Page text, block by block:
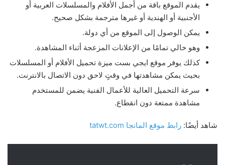
يقدم الموقع باقة من أجمل الأفلام والمسلسلات العربية أو
الأجنبية أو الهندية أو غيرها مترجمة بشكل صحيح.
يمكن الوصول إلى الموقع من أي دولة.
وهو خالي تمامًا من الإعلانات المزعجة أثناء المشاهدة.
كذلك يوفر موقع ايجي بست ميزة تحميل الأفلام أو المسلسلات
بحيث يمكن مشاهدتها في وقتٍ لاحق دون الاتصال بالانترنت.
سرعة التحميل العالية للأعمال الفنية يضمن للمستخدم
مشاهدة ممتعة دون انقطاع.
شاهد أيضًا: رابط موقع المانجا tatwt.com